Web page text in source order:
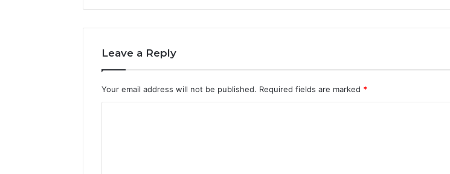
Leave a Reply
Your email address will not be published. Required fields are marked *